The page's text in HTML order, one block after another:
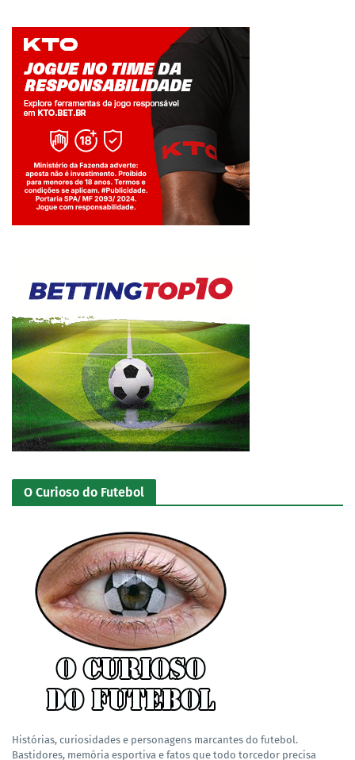
Jogue com responsabilidade. 18+
O Curioso do Futebol
Histórias, curiosidades e personagens marcantes do futebol.
Bastidores, memória esportiva e fatos que todo torcedor precisa